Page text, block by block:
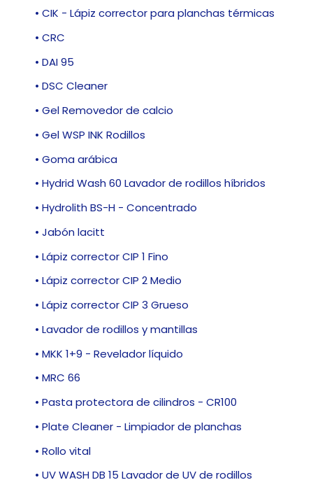
• CIK - Lápiz corrector para planchas térmicas
• CRC
• DAI 95
• DSC Cleaner
• Gel Removedor de calcio
• Gel WSP INK Rodillos
• Goma arábica
• Hydrid Wash 60 Lavador de rodillos híbridos
• Hydrolith BS-H - Concentrado
• Jabón lacitt
• Lápiz corrector CIP 1 Fino
• Lápiz corrector CIP 2 Medio
• Lápiz corrector CIP 3 Grueso
• Lavador de rodillos y mantillas
• MKK 1+9 - Revelador líquido
• MRC 66
• Pasta protectora de cilindros - CR100
• Plate Cleaner - Limpiador de planchas
• Rollo vital
• UV WASH DB 15 Lavador de UV de rodillos